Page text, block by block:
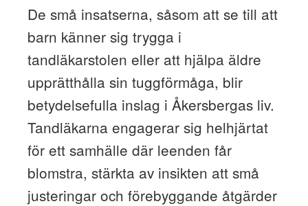
De små insatserna, såsom att se till att
barn känner sig trygga i
tandläkarstolen eller att hjälpa äldre
upprätthålla sin tuggförmåga, blir
betydelsefulla inslag i Åkersbergas liv.
Tandläkarna engagerar sig helhjärtat
för ett samhälle där leenden får
blomstra, stärkta av insikten att små
justeringar och förebyggande åtgärder